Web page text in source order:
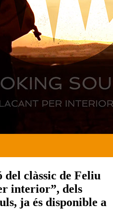
clàssic de Feliu
interior”, dels
ja és disponible a